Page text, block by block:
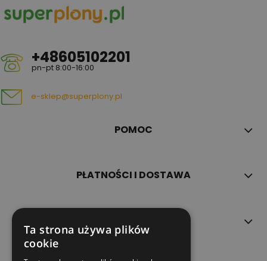
+48605102201
pn-pt 8:00-16:00
e-sklep@superplony.pl
POMOC
PŁATNOŚCI I DOSTAWA
Ta strona używa plików
cookie